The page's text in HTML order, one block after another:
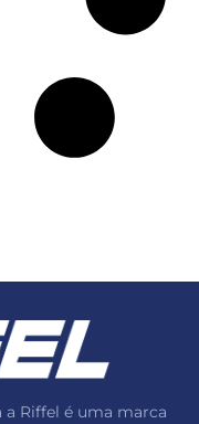
Riffel é uma marca